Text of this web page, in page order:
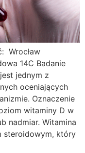
Wrocław
14C Badanie
jednym z
oceniających
Oznaczenie
witaminy D w
nadmiar. Witamina
steroidowym, który